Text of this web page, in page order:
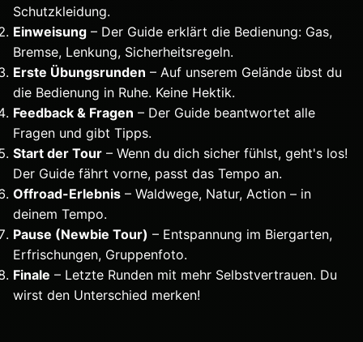
Schutzkleidung.
Einweisung – Der Guide erklärt die Bedienung: Gas,
Bremse, Lenkung, Sicherheitsregeln.
Erste Übungsrunden – Auf unserem Gelände übst du
die Bedienung in Ruhe. Keine Hektik.
Feedback & Fragen – Der Guide beantwortet alle
Fragen und gibt Tipps.
Start der Tour – Wenn du dich sicher fühlst, geht's los!
Der Guide fährt vorne, passt das Tempo an.
Offroad-Erlebnis – Waldwege, Natur, Action – in
deinem Tempo.
Pause (Newbie Tour) – Entspannung im Biergarten,
Erfrischungen, Gruppenfoto.
Finale – Letzte Runden mit mehr Selbstvertrauen. Du
wirst den Unterschied merken!